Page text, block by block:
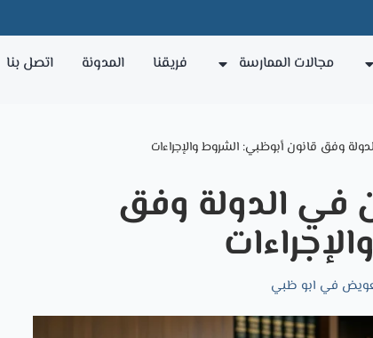
مجالات الممارسة فريقنا المدونة اتصل بنا
وفق قانون أبوظبي: الشروط والإجراءات
في الدولة وفق
في ابو ظبي